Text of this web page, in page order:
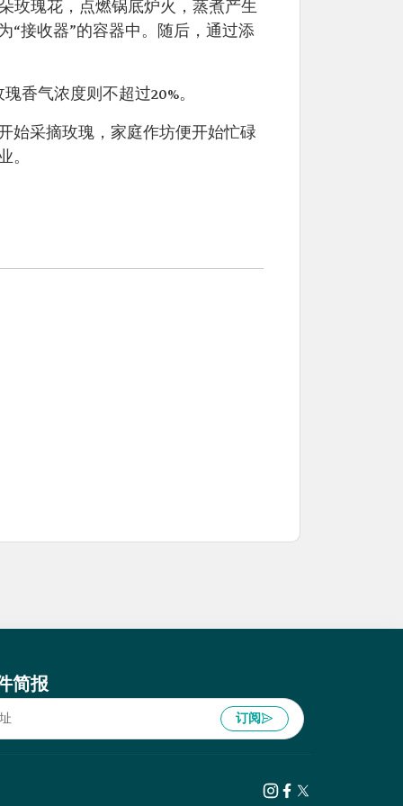
玫瑰花，点燃锅底炉火，蒸煮产生
“接收器”的容器中。随后，通过添
香气浓度则不超过20%。
始采摘玫瑰，家庭作坊便开始忙碌
。
简报
订阅